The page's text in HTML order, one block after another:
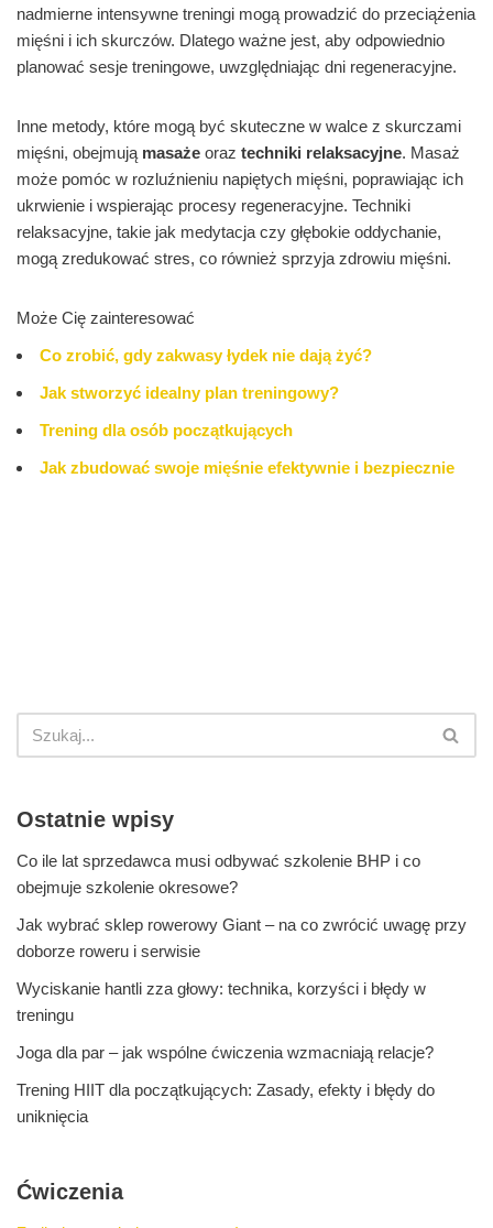
nadmierne intensywne treningi mogą prowadzić do przeciążenia
mięśni i ich skurczów. Dlatego ważne jest, aby odpowiednio
planować sesje treningowe, uwzględniając dni regeneracyjne.
Inne metody, które mogą być skuteczne w walce z skurczami
mięśni, obejmują masaże oraz techniki relaksacyjne. Masaż
może pomóc w rozluźnieniu napiętych mięśni, poprawiając ich
ukrwienie i wspierając procesy regeneracyjne. Techniki
relaksacyjne, takie jak medytacja czy głębokie oddychanie,
mogą zredukować stres, co również sprzyja zdrowiu mięśni.
Może Cię zainteresować
Co zrobić, gdy zakwasy łydek nie dają żyć?
Jak stworzyć idealny plan treningowy?
Trening dla osób początkujących
Jak zbudować swoje mięśnie efektywnie i bezpiecznie
Ostatnie wpisy
Co ile lat sprzedawca musi odbywać szkolenie BHP i co
obejmuje szkolenie okresowe?
Jak wybrać sklep rowerowy Giant – na co zwrócić uwagę przy
doborze roweru i serwisie
Wyciskanie hantli zza głowy: technika, korzyści i błędy w
treningu
Joga dla par – jak wspólne ćwiczenia wzmacniają relacje?
Trening HIIT dla początkujących: Zasady, efekty i błędy do
uniknięcia
Ćwiczenia